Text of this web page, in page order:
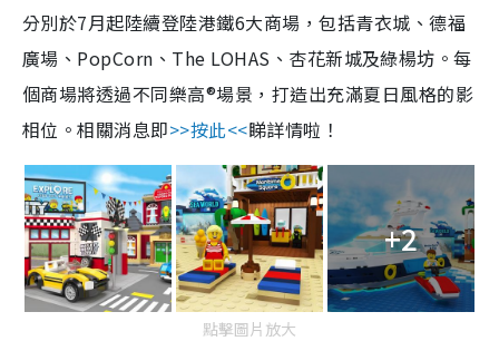
分別於7月起陸續登陸港鐵6大商場，包括青衣城、德福
廣場、PopCorn、The LOHAS、杏花新城及綠楊坊。每
個商場將透過不同樂高®場景，打造出充滿夏日風格的影
相位。相關消息即>>按此<<睇詳情啦！
+2
點擊圖片放大